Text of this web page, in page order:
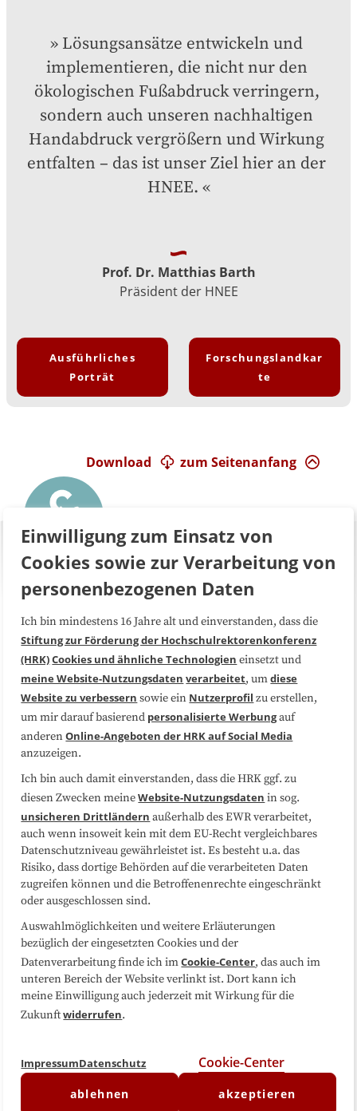
Lösungsansätze entwickeln und
implementieren, die nicht nur den
ökologischen Fußabdruck verringern,
sondern auch unseren nachhaltigen
Handabdruck vergrößern und Wirkung
entfalten – das ist unser Ziel hier an der
HNEE.
Prof. Dr. Matthias Barth
Präsident der HNEE
Ausführliches
Porträt
Forschungslandkar
te
zum Seitenanfang
Download
Über uns FAQ
Medienarbeit Kooperationen
Datenschutzerklärung Impressum
Sitemap
Folgen Sie uns
Einwilligung zum Einsatz von
Cookies sowie zur Verarbeitung von
personenbezogenen Daten
Ich bin mindestens 16 Jahre alt und einverstanden, dass die
Stiftung zur Förderung der Hochschulrektorenkonferenz
(HRK)Cookies und ähnliche Technologien einsetzt und
meine Website-Nutzungsdaten verarbeitet, umdiese
Website zu verbessern sowie ein Nutzerprofil zu erstellen,
um mir darauf basierend personalisierte Werbungauf
anderenOnline-Angeboten der HRK auf Social Media
anzuzeigen.
Ich bin auch damit einverstanden, dass die HRK ggf. zu
diesen Zwecken meineWebsite-Nutzungsdaten in sog.
unsicheren Drittländern außerhalb des EWR verarbeitet,
auch wenn insoweit kein mit dem EU-Recht vergleichbares
Datenschutzniveau gewährleistet ist. Es besteht u.a. das
Risiko, dass dortige Behörden auf die verarbeiteten Daten
zugreifen können und die Betroffenenrechte eingeschränkt
oder ausgeschlossen sind.
Auswahlmöglichkeiten und weitere Erläuterungen
bezüglich der eingesetzten Cookies und der
Datenverarbeitung finde ich imCookie-Center, das auch im
unteren Bereich der Website verlinkt ist. Dort kann ich
meine Einwilligung auch jederzeit mit Wirkung für die
Zukunftwiderrufen.
ImpressumDatenschutz Cookie-Center
ablehnen akzeptieren